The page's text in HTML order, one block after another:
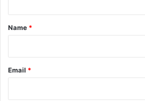
*
Name *
Email *